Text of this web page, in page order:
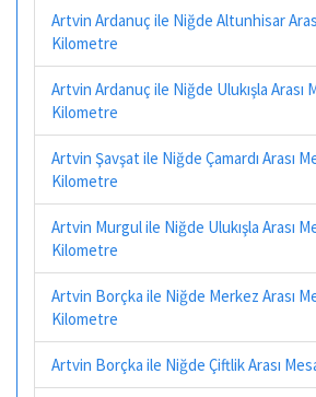
Artvin Ardanuç ile Niğde Altunhisar
Kilometre
Artvin Ardanuç ile Niğde Ulukışla Arası
Kilometre
Artvin Şavşat ile Niğde Çamardı Arası
Kilometre
Artvin Murgul ile Niğde Ulukışla Arası
Kilometre
Artvin Borçka ile Niğde Merkez Arası
Kilometre
Artvin Borçka ile Niğde Çiftlik Arası